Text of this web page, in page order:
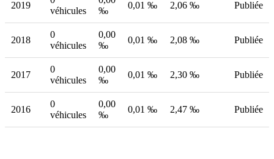
2019
véhicules
‰
0,01 ‰ 2,06 ‰ Publiée
2018
0
véhicules
0,00
‰
0,01 ‰ 2,08 ‰ Publiée
2017
0
véhicules
0,00
‰
0,01 ‰ 2,30 ‰ Publiée
2016
0
véhicules
0,00
‰
0,01 ‰ 2,47 ‰ Publiée